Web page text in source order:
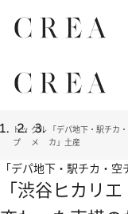
トッ
プ
グル
メ
「デパ地下・駅チカ
カ」土産
「デパ地下・駅チカ・
「渋谷ヒカリ